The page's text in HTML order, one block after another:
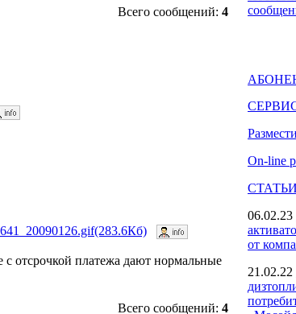
Всего сообщений: 4
отсрочкой платежа дают нормальные
Всего сообщений: 4
On-line
СТАТЬИ
06.02.23
от
21.02.22